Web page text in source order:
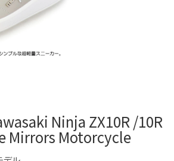
Ninja ZX10R /10R
Mirrors Motorcycle